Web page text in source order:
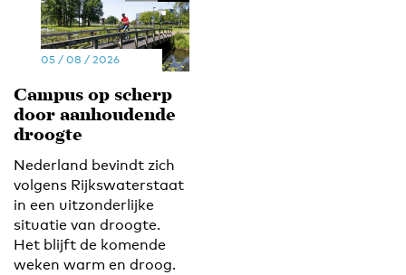
05 / 08 / 2026
Campus op scherp
door aanhoudende
droogte
Nederland bevindt zich
volgens Rijkswaterstaat
in een uitzonderlijke
situatie van droogte.
Het blijft de komende
weken warm en droog.